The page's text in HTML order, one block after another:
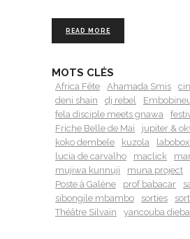
READ MORE
MOTS CLÉS
Africa Fête Ahamada Smis
deni shain
dj rebel
fela disciple meets gnawa
Friche Belle de Mai
jupiter &
koko dembele
kuzola
lucia de carvalho
maclick
mujiwa kunnuji
muna project
Poste à Galène
prof babacar
sibongile mbambo
sorties
Théâtre Silvain
yancouba